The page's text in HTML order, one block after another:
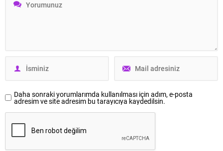
Daha sonraki yorumlarımda kullanılması için adım, e-posta
adresim ve site adresim bu tarayıcıya kaydedilsin.